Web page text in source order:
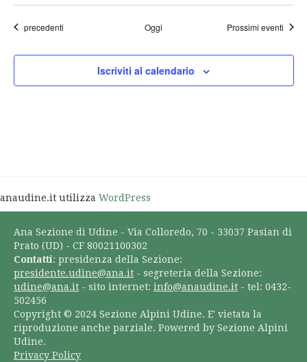
Eventi
precedenti Oggi Prossimi eventi
Iscriviti al calendario
anaudine.it utilizza WordPress
Ana Sezione di Udine - Via Colloredo, 70 - 33037 Pasian di
Prato (UD) - CF 80021100302
Contatti: presidenza della Sezione:
presidente.udine@ana.it - segreteria della Sezione:
udine@ana.it - sito internet: info@anaudine.it - tel: 0432-
502456
Copyright © 2024 Sezione Alpini Udine. E' vietata la
riproduzione anche parziale. Powered by Sezione Alpini
Udine.
Privacy Policy